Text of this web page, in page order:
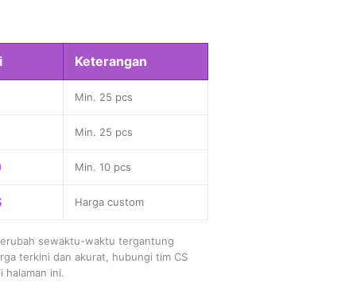
Keterangan
Min. 25 pcs
Min. 25 pcs
Min. 10 pcs
Harga custom
sewaktu-waktu tergantung
terkini dan akurat, hubungi tim CS
halaman ini.